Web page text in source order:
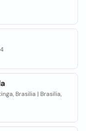
Brasilia | Brasilia,